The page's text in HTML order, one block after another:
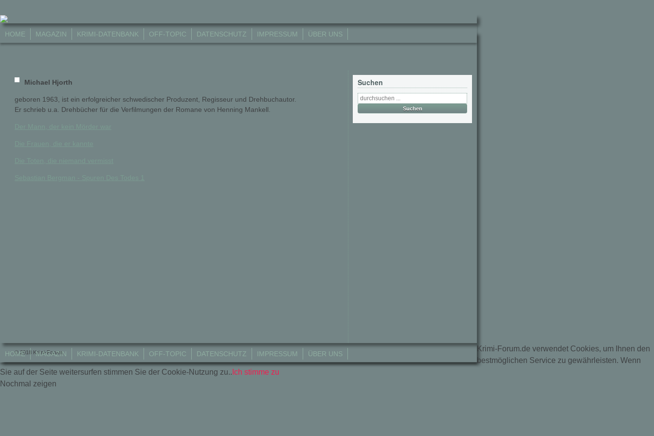
HOME MAGAZIN KRIMI-DATENBANK OFF-TOPIC DATENSCHUTZ IMPRESSUM ÜBER UNS
Michael Hjorth
geboren 1963, ist ein erfolgreicher schwedischer Produzent, Regisseur und Drehbuchautor.
Er schrieb u.a. Drehbücher für die Verfilmungen der Romane von Henning Mankell.
Suchen
HOME MAGAZIN KRIMI-DATENBANK OFF-TOPIC DATENSCHUTZ IMPRESSUM ÜBER UNS
© 2018 Krimi-Forum.
Krimi-Forum.de verwendet Cookies, um Ihnen den
bestmöglichen Service zu gewährleisten. Wenn
Sie auf der Seite weitersurfen stimmen Sie der Cookie-Nutzung zu.. Ich stimme zu
Nochmal zeigen